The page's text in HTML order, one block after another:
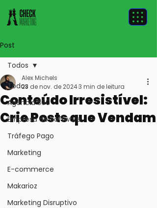
Post
Todos
Agência 360
Empresa de Software
Tráfego Pago
Marketing
E-commerce
Makarioz
Marketing Disruptivo
Todos
Conteúdo Irresistível:
Crie Posts que Vendam
Alex Michels
23 de nov. de 20243 min de leitura